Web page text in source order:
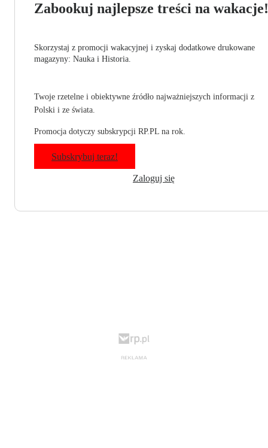
Zabookuj najlepsze treści na wakacje!
Skorzystaj z promocji wakacyjnej i zyskaj dodatkowe drukowane
magazyny: Nauka i Historia.
Twoje rzetelne i obiektywne źródło najważniejszych informacji z
Polski i ze świata.
Promocja dotyczy subskrypcji RP.PL na rok.
Subskrybuj teraz!
Zaloguj się